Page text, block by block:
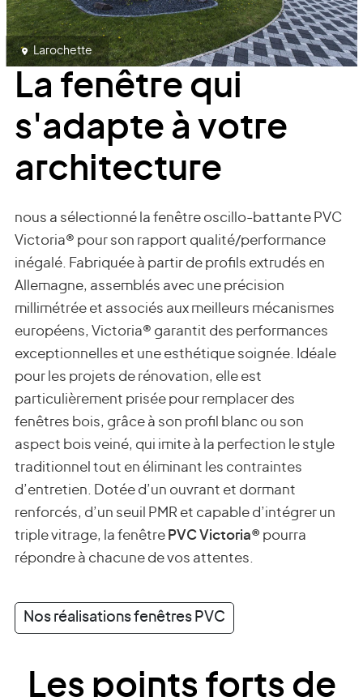
La fenêtre qui
s'adapte à votre
architecture
nous a sélectionné la fenêtre oscillo-battante PVC
Victoria® pour son rapport qualité/performance
inégalé. Fabriquée à partir de profils extrudés en
Allemagne, assemblés avec une précision
millimétrée et associés aux meilleurs mécanismes
européens, Victoria® garantit des performances
exceptionnelles et une esthétique soignée. Idéale
pour les projets de rénovation, elle est
particulièrement prisée pour remplacer des
fenêtres bois, grâce à son profil blanc ou son
aspect bois veiné, qui imite à la perfection le style
traditionnel tout en éliminant les contraintes
d’entretien. Dotée d’un ouvrant et dormant
renforcés, d’un seuil PMR et capable d’intégrer un
triple vitrage, la fenêtre PVC Victoria® pourra
répondre à chacune de vos attentes.
Nos réalisations fenêtres PVC
Larochette
Les points forts de